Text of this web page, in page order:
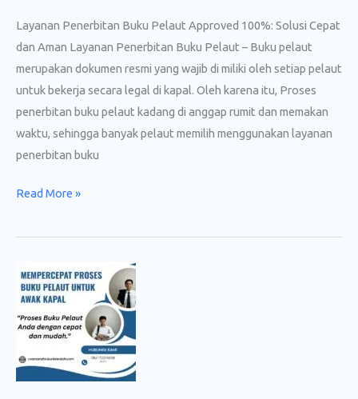
Layanan Penerbitan Buku Pelaut Approved 100%: Solusi Cepat
dan Aman Layanan Penerbitan Buku Pelaut – Buku pelaut
merupakan dokumen resmi yang wajib di miliki oleh setiap pelaut
untuk bekerja secara legal di kapal. Oleh karena itu, Proses
penerbitan buku pelaut kadang di anggap rumit dan memakan
waktu, sehingga banyak pelaut memilih menggunakan layanan
penerbitan buku
Layanan
Buku
Approved
100%
Read More »